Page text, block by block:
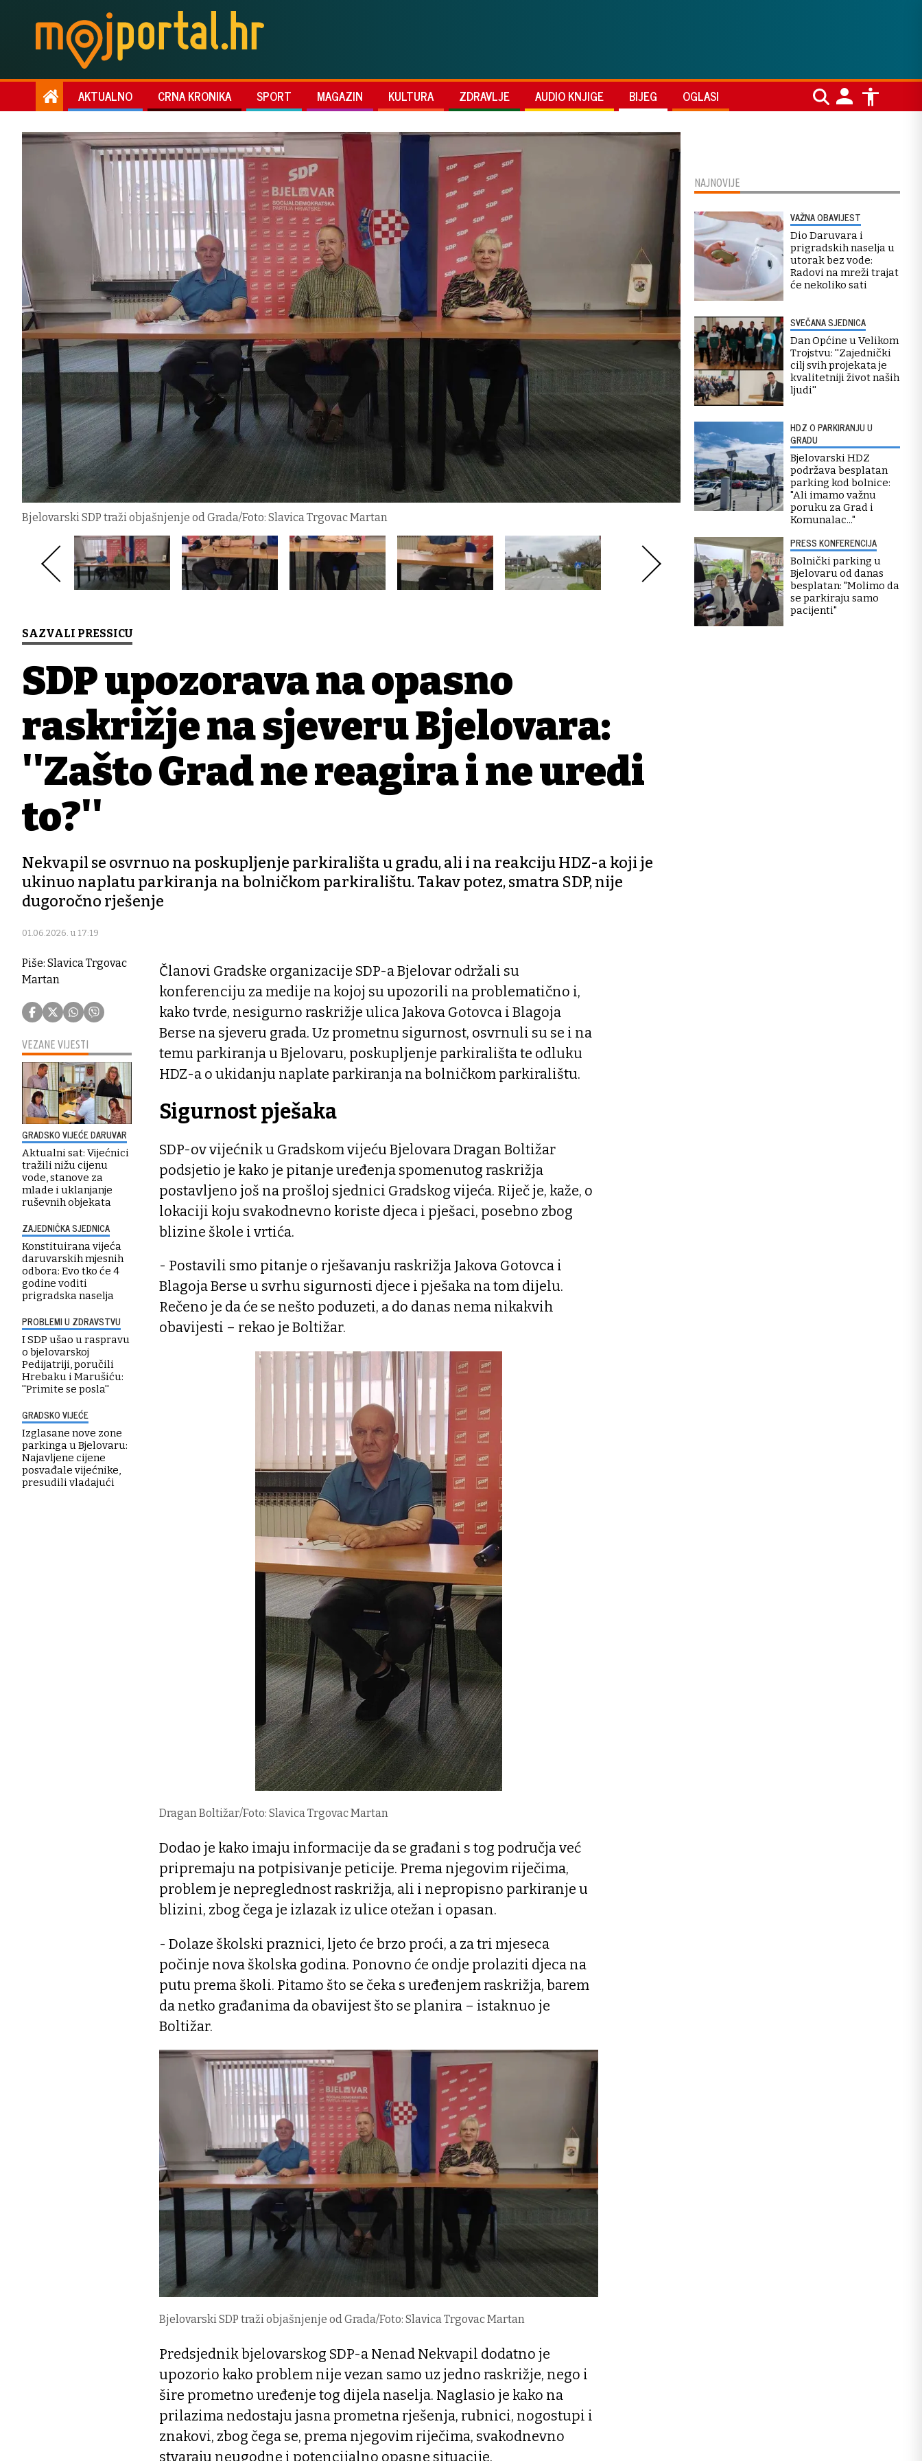
AKTUALNO CRNA KRONIKA SPORT MAGAZIN KULTURA ZDRAVLJE AUDIO KNJIGE BIJEG OGLASI
Bjelovarski SDP traži objašnjenje od Grada/Foto: Slavica Trgovac Martan
SAZVALI PRESSICU
SDP upozorava na opasno
raskrižje na sjeveru Bjelovara:
''Zašto Grad ne reagira i ne uredi
to?''
Nekvapil se osvrnuo na poskupljenje parkirališta u gradu, ali i na reakciju HDZ-a koji je
ukinuo naplatu parkiranja na bolničkom parkiralištu. Takav potez, smatra SDP, nije
dugoročno rješenje
01.06.2026. u 17:19
Piše: Slavica Trgovac
Martan
VEZANE VIJESTI
GRADSKO VIJEĆE DARUVAR
Aktualni sat: Vijećnici
tražili nižu cijenu
vode, stanove za
mlade i uklanjanje
ruševnih objekata
ZAJEDNIČKA SJEDNICA
Konstituirana vijeća
daruvarskih mjesnih
odbora: Evo tko će 4
godine voditi
prigradska naselja
PROBLEMI U ZDRAVSTVU
I SDP ušao u raspravu
o bjelovarskoj
Pedijatriji, poručili
Hrebaku i Marušiću:
''Primite se posla''
GRADSKO VIJEĆE
Izglasane nove zone
parkinga u Bjelovaru:
Najavljene cijene
posvađale vijećnike,
presudili vladajući
Članovi Gradske organizacije SDP-a Bjelovar održali su
konferenciju za medije na kojoj su upozorili na problematično i,
kako tvrde, nesigurno raskrižje ulica Jakova Gotovca i Blagoja
Berse na sjeveru grada. Uz prometnu sigurnost, osvrnuli su se i na
temu parkiranja u Bjelovaru, poskupljenje parkirališta te odluku
HDZ-a o ukidanju naplate parkiranja na bolničkom parkiralištu.
Sigurnost pješaka
SDP-ov vijećnik u Gradskom vijeću Bjelovara Dragan Boltižar
podsjetio je kako je pitanje uređenja spomenutog raskrižja
postavljeno još na prošloj sjednici Gradskog vijeća. Riječ je, kaže, o
lokaciji koju svakodnevno koriste djeca i pješaci, posebno zbog
blizine škole i vrtića.
- Postavili smo pitanje o rješavanju raskrižja Jakova Gotovca i
Blagoja Berse u svrhu sigurnosti djece i pješaka na tom dijelu.
Rečeno je da će se nešto poduzeti, a do danas nema nikakvih
obavijesti – rekao je Boltižar.
Dragan Boltižar/Foto: Slavica Trgovac Martan
Dodao je kako imaju informacije da se građani s tog područja već
pripremaju na potpisivanje peticije. Prema njegovim riječima,
problem je nepreglednost raskrižja, ali i nepropisno parkiranje u
blizini, zbog čega je izlazak iz ulice otežan i opasan.
- Dolaze školski praznici, ljeto će brzo proći, a za tri mjeseca
počinje nova školska godina. Ponovno će ondje prolaziti djeca na
putu prema školi. Pitamo što se čeka s uređenjem raskrižja, barem
da netko građanima da obavijest što se planira – istaknuo je
Boltižar.
Bjelovarski SDP traži objašnjenje od Grada/Foto: Slavica Trgovac Martan
Predsjednik bjelovarskog SDP-a Nenad Nekvapil dodatno je
upozorio kako problem nije vezan samo uz jedno raskrižje, nego i
šire prometno uređenje tog dijela naselja. Naglasio je kako na
prilazima nedostaju jasna prometna rješenja, rubnici, nogostupi i
znakovi, zbog čega se, prema njegovim riječima, svakodnevno
stvaraju neugodne i potencijalno opasne situacije.
NAJNOVIJE
VAŽNA OBAVIJEST
Dio Daruvara i
prigradskih naselja u
utorak bez vode:
Radovi na mreži trajat
će nekoliko sati
SVEČANA SJEDNICA
Dan Općine u Velikom
Trojstvu: ''Zajednički
cilj svih projekata je
kvalitetniji život naših
ljudi''
HDZ O PARKIRANJU U
GRADU
Bjelovarski HDZ
podržava besplatan
parking kod bolnice:
"Ali imamo važnu
poruku za Grad i
Komunalac..."
PRESS KONFERENCIJA
Bolnički parking u
Bjelovaru od danas
besplatan: "Molimo da
se parkiraju samo
pacijenti"